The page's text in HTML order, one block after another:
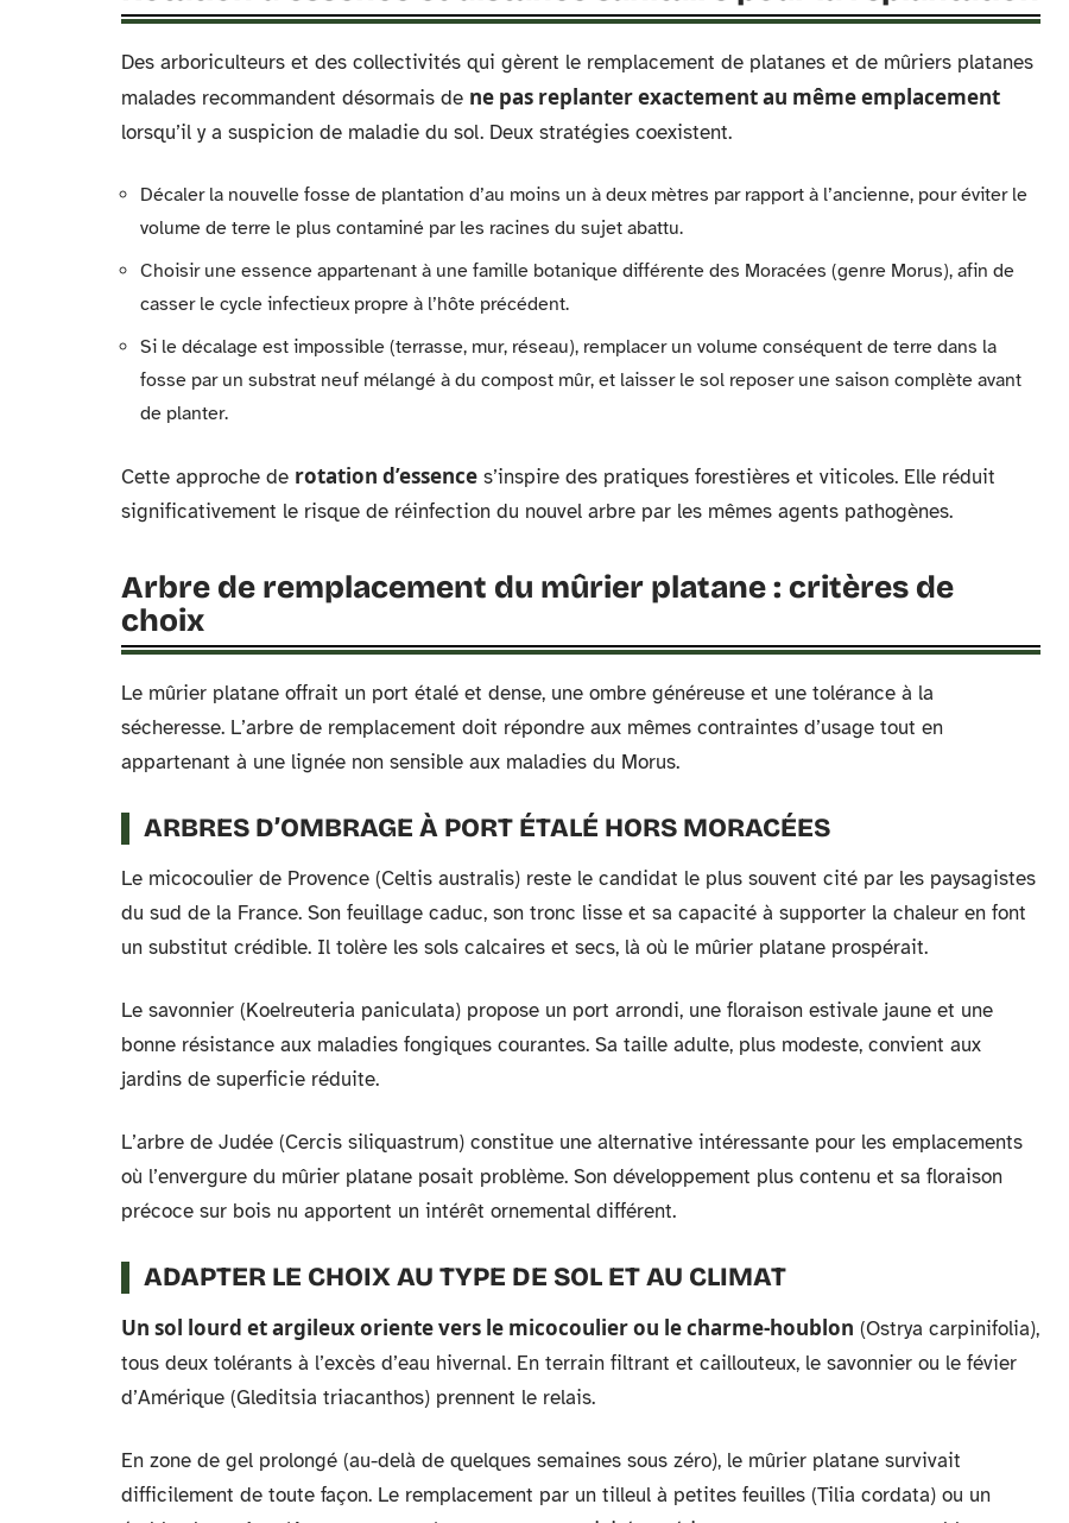
Des arboriculteurs et des collectivités qui gèrent le remplacement de platanes et de mûriers platanes
malades recommandent désormais de ne pas replanter exactement au même emplacement
lorsqu’il y a suspicion de maladie du sol. Deux stratégies coexistent.
Décaler la nouvelle fosse de plantation d’au moins un à deux mètres par rapport à l’ancienne, pour éviter le
volume de terre le plus contaminé par les racines du sujet abattu.
Choisir une essence appartenant à une famille botanique différente des Moracées (genre Morus), afin de
casser le cycle infectieux propre à l’hôte précédent.
Si le décalage est impossible (terrasse, mur, réseau), remplacer un volume conséquent de terre dans la
fosse par un substrat neuf mélangé à du compost mûr, et laisser le sol reposer une saison complète avant
de planter.
Cette approche de rotation d’essence s’inspire des pratiques forestières et viticoles. Elle réduit
significativement le risque de réinfection du nouvel arbre par les mêmes agents pathogènes.
Arbre de remplacement du mûrier platane : critères de
choix
Le mûrier platane offrait un port étalé et dense, une ombre généreuse et une tolérance à la
sécheresse. L’arbre de remplacement doit répondre aux mêmes contraintes d’usage tout en
appartenant à une lignée non sensible aux maladies du Morus.
ARBRES D’OMBRAGE À PORT ÉTALÉ HORS MORACÉES
Le micocoulier de Provence (Celtis australis) reste le candidat le plus souvent cité par les paysagistes
du sud de la France. Son feuillage caduc, son tronc lisse et sa capacité à supporter la chaleur en font
un substitut crédible. Il tolère les sols calcaires et secs, là où le mûrier platane prospérait.
Le savonnier (Koelreuteria paniculata) propose un port arrondi, une floraison estivale jaune et une
bonne résistance aux maladies fongiques courantes. Sa taille adulte, plus modeste, convient aux
jardins de superficie réduite.
L’arbre de Judée (Cercis siliquastrum) constitue une alternative intéressante pour les emplacements
où l’envergure du mûrier platane posait problème. Son développement plus contenu et sa floraison
précoce sur bois nu apportent un intérêt ornemental différent.
ADAPTER LE CHOIX AU TYPE DE SOL ET AU CLIMAT
Un sol lourd et argileux oriente vers le micocoulier ou le charme-houblon (Ostrya carpinifolia),
tous deux tolérants à l’excès d’eau hivernal. En terrain filtrant et caillouteux, le savonnier ou le févier
d’Amérique (Gleditsia triacanthos) prennent le relais.
En zone de gel prolongé (au-delà de quelques semaines sous zéro), le mûrier platane survivait
difficilement de toute façon. Le remplacement par un tilleul à petites feuilles (Tilia cordata) ou un